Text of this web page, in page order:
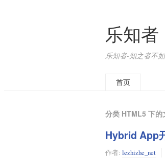
乐知者
乐知者-知之者不
首页
分类 HTML5 下的
Hybrid App
作者: lezhizhe_net